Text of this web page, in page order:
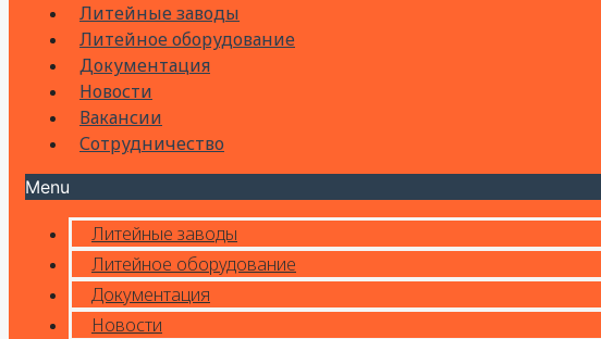
Литейные заводы
Литейное оборудование
Документация
Новости
Вакансии
Сотрудничество
Menu
Литейные заводы
Литейное оборудование
Документация
Новости